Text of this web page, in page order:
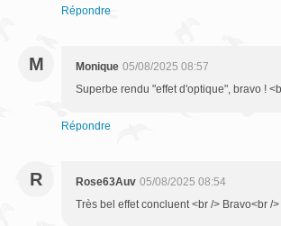
Répondre
M Monique 05/08/2025 08:57
Superbe rendu "effet d'optique", bravo !
Répondre
R Rose63Auv 05/08/2025 08:54
Très bel effet concluent <br /> Bravo<br /